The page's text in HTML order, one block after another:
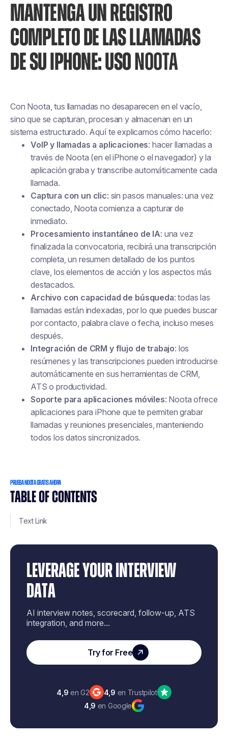
TABLE OF CONTENTS
Text Link
LEVERAGE YOUR INTERVIEW
DATA
AI interview notes, scorecard, follow-up, ATS
integration, and more...
Try for Free
4,9 en G2 4,9 en Trustpilot
4,9 en Google
MANTENGA UN REGISTRO
COMPLETO DE LAS LLAMADAS
DE SU IPHONE: USO NOOTA
Con Noota, tus llamadas no desaparecen en el vacío,
sino que se capturan, procesan y almacenan en un
sistema estructurado. Aquí te explicamos cómo hacerlo:
VoIP y llamadas a aplicaciones: hacer llamadas a
través de Noota (en el iPhone o el navegador) y la
aplicacióngraba y transcribe automáticamente cada
llamada.
Captura con un clic: sin pasos manuales: una vez
conectado, Noota comienza a capturar de
inmediato.
Procesamiento instantáneo de IA: una vez
finalizada la convocatoria, recibirá una transcripción
completa, un resumen detallado de los puntos
clave, los elementos de acción y los aspectos más
destacados.
Archivo con capacidad de búsqueda: todas las
llamadas están indexadas, por lo que puedes buscar
por contacto, palabra clave o fecha, incluso meses
después.
Integración de CRM y flujo de trabajo: los
resúmenes y las transcripciones pueden introducirse
automáticamente en sus herramientas de CRM,
ATS o productividad.
Soporte para aplicaciones móviles: Noota ofrece
aplicaciones para iPhone que te permiten grabar
llamadas y reuniones presenciales, manteniendo
todos los datos sincronizados.
PRUEBA NOOTA GRATIS AHORA